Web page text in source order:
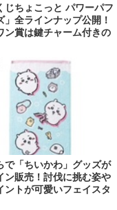
じちょこっと パワーパフ
」全ラインナップ公開！
ン賞は鍵チャーム付きの
スペシャルセットを用意
で「ちいかわ」グッズが
ン販売！討伐に挑む姿や
ントが可愛いフェイスタ
スマットなど全14種